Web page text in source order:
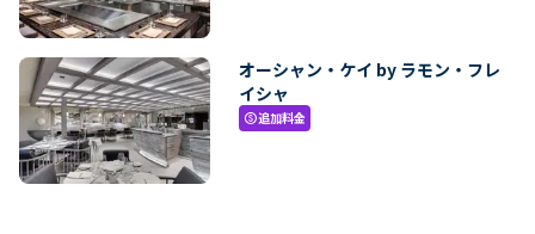
オーシャン・ケイ by ラモン・フレ
イシャ
paid追加料金